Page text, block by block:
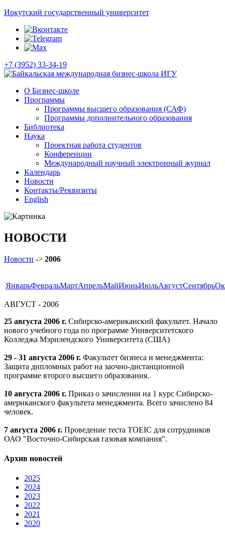
Иркутский государственный университет
+7 (3952) 33-34-19
О Бизнес-школе
Программы
Программы высшего образования (САФ)
Программы дополнительного образования
Библиотека
Наука
Проектная работа студентов
Конференции
Международный научный электронный журнал
Календарь
Новости
Контакты/Реквизиты
English
НОВОСТИ
Новости -> 2006
ЯнварьФевральМартАпрельМайИюньИюльАвгустСентябрь
АВГУСТ - 2006
25 августа 2006 г. Сибирско-американский факультет. Начало
нового учебного года по программе Университетского
Колледжа Мэрилендского Университета (США)
29 - 31 августа 2006 г. Факультет бизнеса и менеджмента:
Защита дипломных работ на заочно-дистанционной
программе второго высшего образования.
10 августа 2006 г. Приказ о зачислении на 1 курс Сибирско-
американского факультета менеджмента. Всего зачислено 84
человек.
7 августа 2006 г. Проведение теста TOEIC для сотрудников
ОАО "Восточно-Сибирская газовая компания".
Архив новостей
2025
2024
2023
2022
2021
2020